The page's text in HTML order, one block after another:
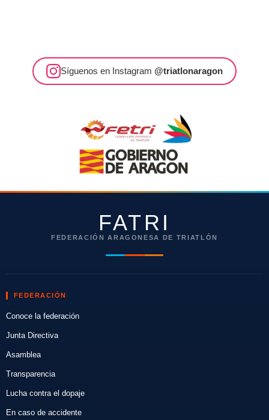
Síguenos en Instagram @triatlonaragon
FATRI
FEDERACIÓN ARAGONESA DE TRIATLÓN
FEDERACIÓN
Conoce la federación
Junta Directiva
Asamblea
Transparencia
Lucha contra el dopaje
En caso de accidente